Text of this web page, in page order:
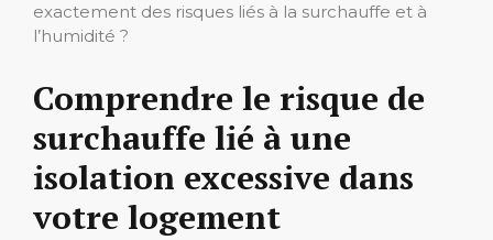
exactement des risques liés à la surchauffe et à
l’humidité ?
Comprendre le risque de
surchauffe lié à une
isolation excessive dans
votre logement